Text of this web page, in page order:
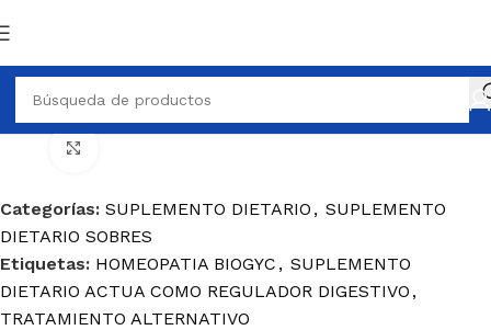
DIETARIO SUPLEMENTO DIETARIO SOBRES
Categorías: SUPLEMENTO DIETARIO , SUPLEMENTO
DIETARIO SOBRES
Etiquetas: HOMEOPATIA BIOGYC , SUPLEMENTO
DIETARIO ACTUA COMO REGULADOR DIGESTIVO ,
TRATAMIENTO ALTERNATIVO